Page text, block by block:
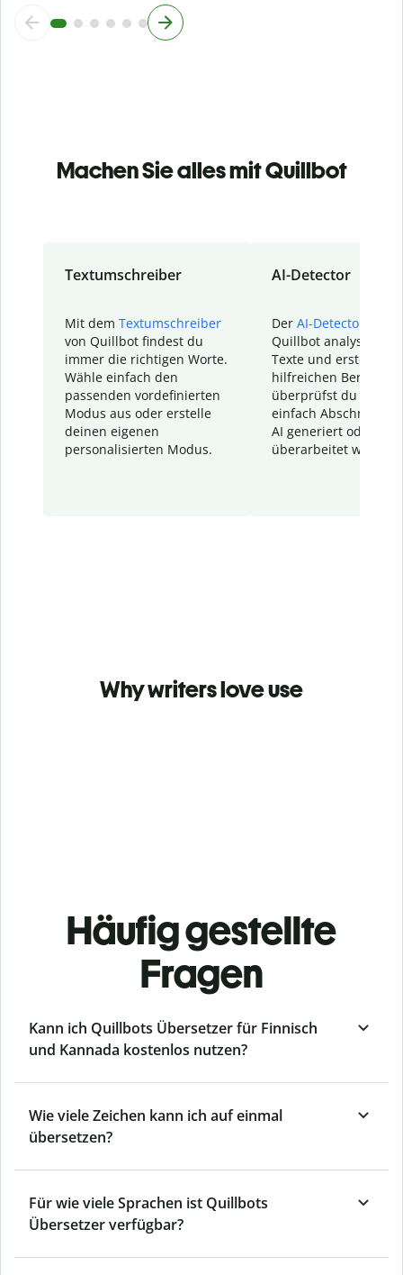
Machen Sie alles mit Quillbot
Textumschreiber
Mit dem Textumschreiber
von Quillbot findest du
immer die richtigen Worte.
Wähle einfach den
passenden vordefinierten
Modus aus oder erstelle
deinen eigenen
personalisierten Modus.
AI-Detector
Der AI-Detector
Quillbot analysiert
Texte und erstellt
hilfreichen Bericht.
überprüfst du
einfach Abschnitte,
AI generiert oder
überarbeitet wurden.
Why writers love use
Häufig gestellte
Fragen
Kann ich Quillbots Übersetzer für Finnisch
und Kannada kostenlos nutzen?
Wie viele Zeichen kann ich auf einmal
übersetzen?
Für wie viele Sprachen ist Quillbots
Übersetzer verfügbar?